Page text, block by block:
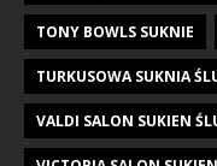
TONY BOWLS SUKNIE
TURKUSOWA SUKNIA
VALDI SALON SUKIEN